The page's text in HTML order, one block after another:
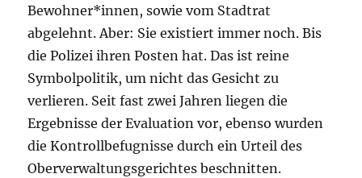
Bewohner*innen, sowie vom Stadtrat
abgelehnt. Aber: Sie existiert immer noch. Bis
die Polizei ihren Posten hat. Das ist reine
Symbolpolitik, um nicht das Gesicht zu
verlieren. Seit fast zwei Jahren liegen die
Ergebnisse der Evaluation vor, ebenso wurden
die Kontrollbefugnisse durch ein Urteil des
Oberverwaltungsgerichtes beschnitten.